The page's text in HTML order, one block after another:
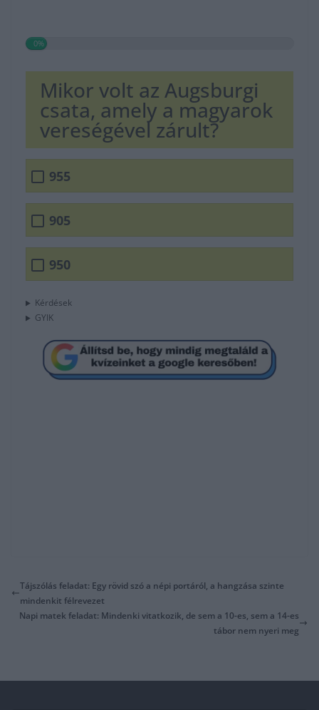
0%
Mikor volt az Augsburgi
csata, amely a magyarok
vereségével zárult?
955
905
950
Kérdések
GYIK
Tájszólás feladat: Egy rövid szó a népi portáról, a hangzása szinte
mindenkit félrevezet
Napi matek feladat: Mindenki vitatkozik, de sem a 10-es, sem a 14-es
tábor nem nyeri meg